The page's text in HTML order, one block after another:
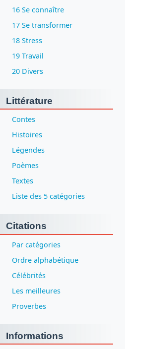
16 Se connaître
17 Se transformer
18 Stress
19 Travail
20 Divers
Littérature
Contes
Histoires
Légendes
Poèmes
Textes
Liste des 5 catégories
Citations
Par catégories
Ordre alphabétique
Célébrités
Les meilleures
Proverbes
Informations